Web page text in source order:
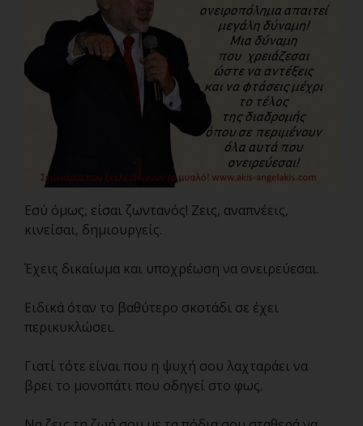
Εσύ όμως, είσαι ζωντανός! Ζεις, αναπνέεις,
κινείσαι, δημιουργείς.
Έχεις δικαίωμα και υποχρέωση να ονειρεύεσαι.
Ειδικά όταν το βαθύτερο σκοτάδι σε έχει
περικυκλώσει.
Γιατί τότε είναι που η ψυχή σου λαχταράει να
βρει το μονοπάτι που οδηγεί στο φως.